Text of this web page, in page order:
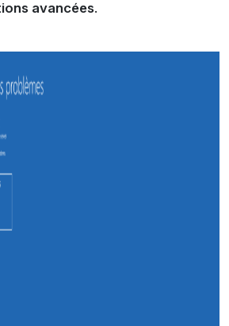
avancées.